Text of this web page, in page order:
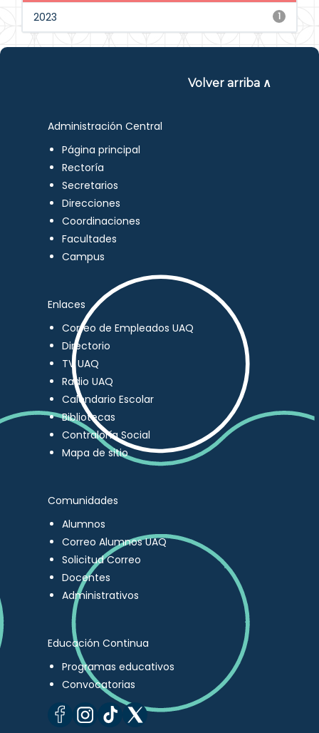
1
2023
Volver arriba ∧
Administración Central
Página principal
Rectoría
Secretarios
Direcciones
Coordinaciones
Facultades
Campus
Enlaces
Correo de Empleados UAQ
Directorio
TV UAQ
Radio UAQ
Calendario Escolar
Bibliotecas
Contraloría Social
Mapa de sitio
Comunidades
Alumnos
Correo Alumnos UAQ
Solicitud Correo
Docentes
Administrativos
Educación Continua
Programas educativos
Convocatorias